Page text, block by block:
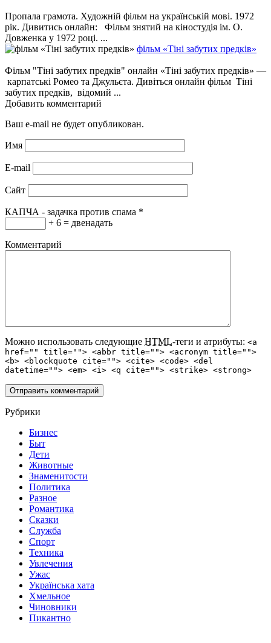
Пропала грамота. Художній фільм на українській мові. 1972
рік. Дивитись онлайн: Фільм знятий на кіностудія ім. О.
Довженка у 1972 році. ...
фільм «Тіні забутих предків»
Фільм "Тіні забутих предків" онлайн «Тіні забутих предків» —
карпатські Ромео та Джульєта. Дивіться онлайн фільм Тіні
забутих предків, відомий ...
Добавить комментарий
Ваш e-mail не будет опубликован.
Имя
E-mail
Сайт
КАПЧА - задачка против спама *
+ 6 = двенадать
Комментарий
Можно использовать следующие HTML-теги и атрибуты: <a
href="" title=""> <abbr title=""> <acronym title="">
<b> <blockquote cite=""> <cite> <code> <del
datetime=""> <em> <i> <q cite=""> <strike> <strong>
Рубрики
Бизнес
Быт
Дети
Животные
Знаменитости
Политика
Разное
Романтика
Сказки
Служба
Спорт
Техника
Увлечения
Ужас
Українська хата
Хмельное
Чиновники
Пикантно